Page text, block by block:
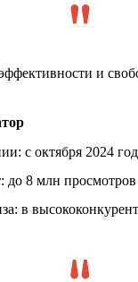
с октября 2024
до 8 млн
в